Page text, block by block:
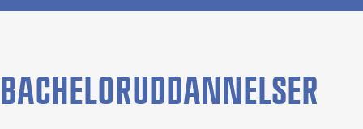
BACHELORUDDANNELSER